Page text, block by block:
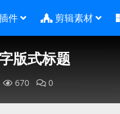
件 剪辑素材
版式标题
670 0